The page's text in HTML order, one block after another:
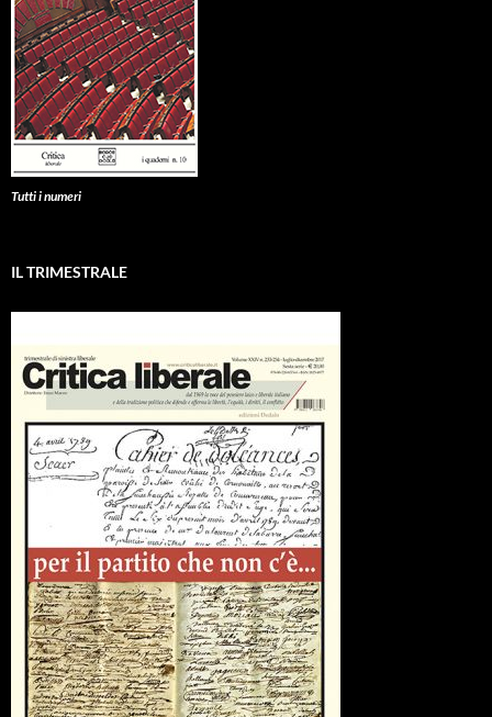
Tutti i numeri
IL TRIMESTRALE